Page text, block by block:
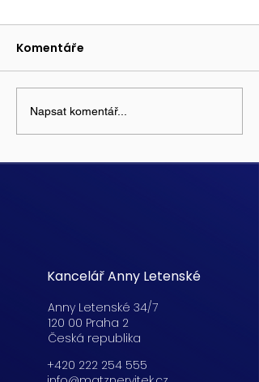
Komentáře
Napsat komentář...
Kancelář Anny Letenské
Anny Letenské 34/7
120 00 Praha 2
Česká republika
+420 222 254 555